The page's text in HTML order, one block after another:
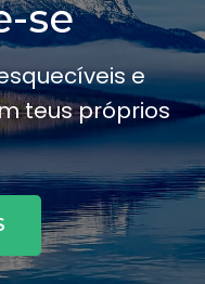
se
e
teus próprios